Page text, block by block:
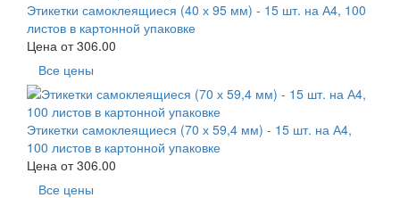
Этикетки самоклеящиеся (40 х 95 мм) - 15 шт. на А4, 100
листов в картонной упаковке
Цена от306.00
Все цены
Этикетки самоклеящиеся (70 х 59,4 мм) - 15 шт. на А4,
100 листов в картонной упаковке
Цена от306.00
Все цены